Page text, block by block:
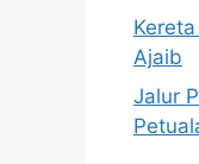
Ajaib
Jalur